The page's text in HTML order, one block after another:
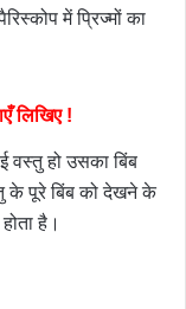
में प्रिज्मों का
लिखिए !
वस्तु हो उसका बिंब
के पूरे बिंब को देखने के
है।